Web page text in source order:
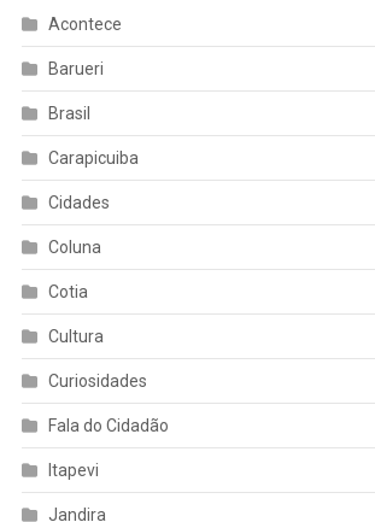
Acontece
Barueri
Brasil
Carapicuiba
Cidades
Coluna
Cotia
Cultura
Curiosidades
Fala do Cidadão
Itapevi
Jandira